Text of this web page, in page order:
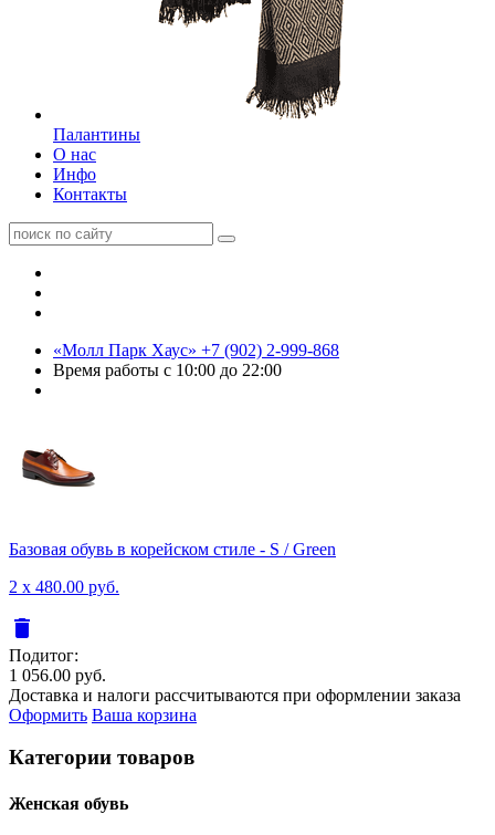
Палантины
О нас
Инфо
Контакты
«Молл Парк Хаус» +7 (902) 2-999-868
Время работы с 10:00 до 22:00
Базовая обувь в корейском стиле - S / Green
2 x 480.00 руб.
delete
Подитог:
1 056.00 руб.
Доставка и налоги рассчитываются при оформлении заказа
Оформить Ваша корзина
Категории товаров
Женcкая обувь